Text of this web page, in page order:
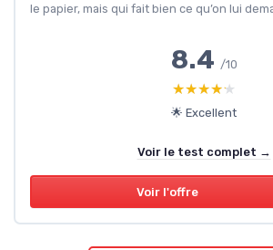
le papier, mais qui fait bien ce qu’on lui
8.4 /10
★★★★★
★★★★★
🌟 Excellent
Voir le test complet →
Voir l'offre